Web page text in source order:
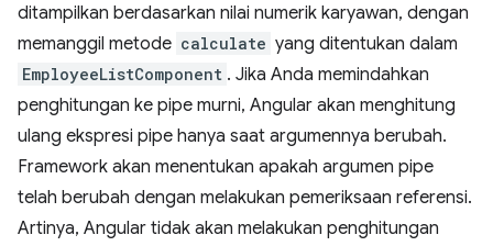
ditampilkan berdasarkan nilai numerik karyawan, dengan
memanggil metode calculate yang ditentukan dalam
EmployeeListComponent . Jika Anda memindahkan
penghitungan ke pipe murni, Angular akan menghitung
ulang ekspresi pipe hanya saat argumennya berubah.
Framework akan menentukan apakah argumen pipe
telah berubah dengan melakukan pemeriksaan referensi.
Artinya, Angular tidak akan melakukan penghitungan